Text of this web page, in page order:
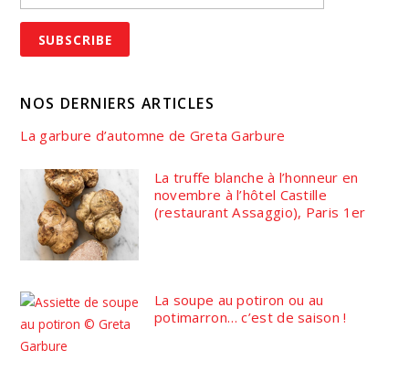
NOS DERNIERS ARTICLES
La garbure d’automne de Greta Garbure
La truffe blanche à l’honneur en
novembre à l’hôtel Castille
(restaurant Assaggio), Paris 1er
La soupe au potiron ou au
potimarron… c’est de saison !